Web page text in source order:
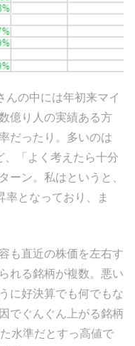
んの中には年初来マイ
億り人の実績ある方
だったり。多いのは
、「よく考えたら十分
ーン。私はというと、
率となっており、ま
も直近の株価を左右す
れる銘柄が複数。悪い
に好決算でも何でもな
でぐんぐん上がる銘柄
水準だとすっ高値で